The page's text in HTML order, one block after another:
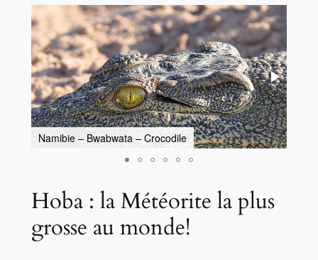
Namibie – Bwabwata – Crocodile
Hoba : la Météorite la plus
grosse au monde!